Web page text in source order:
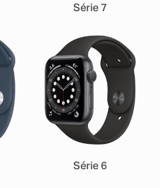
Série 7
Série 6